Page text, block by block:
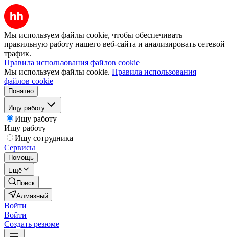
Мы используем файлы cookie, чтобы обеспечивать
правильную работу нашего веб-сайта и анализировать сетевой
трафик.
Правила использования файлов cookie
Мы используем файлы cookie. Правила использования
файлов cookie
Понятно
Ищу работу
Ищу работу
Ищу работу
Ищу сотрудника
Сервисы
Помощь
Ещё
Поиск
Алмазный
Войти
Войти
Создать резюме